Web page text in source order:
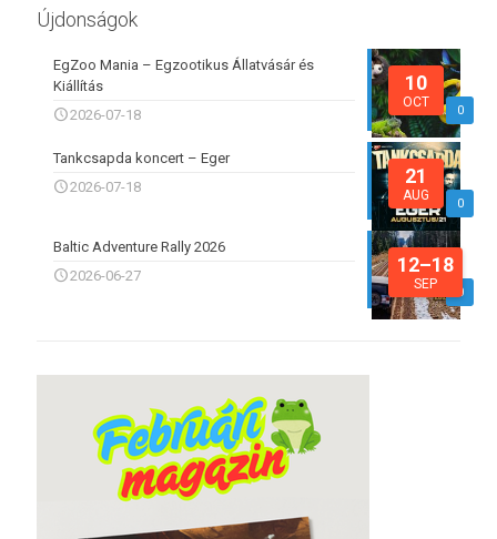
Újdonságok
10
OCT
0
EgZoo Mania – Egzootikus Állatvásár és
Kiállítás
2026-07-18
21
AUG
0
Tankcsapda koncert – Eger
2026-07-18
12–18
SEP
0
Baltic Adventure Rally 2026
2026-06-27